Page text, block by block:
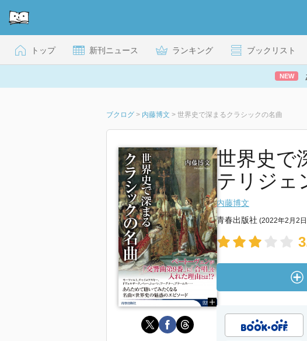
トップ 新刊ニュース ランキング ブックリスト
NEW
ブクログ > 内藤博文 > 世界史で深まるクラシックの名曲
世界史で
テリジェ
内藤博文
青春出版社 (2022年2月2